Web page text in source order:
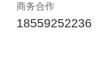
商务合作
18559252236